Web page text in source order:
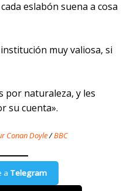
eslabón suena a cosa
muy valiosa, si
por naturaleza, y les
su cuenta».
Conan Doyle/BBC
a Telegram